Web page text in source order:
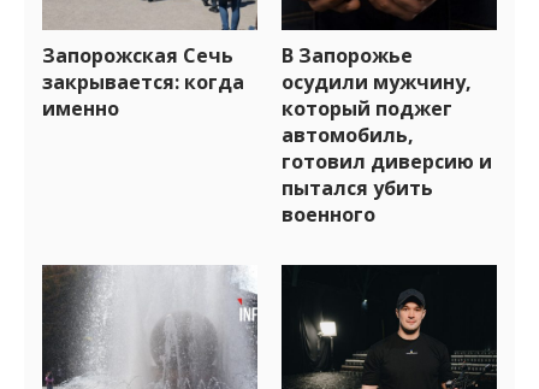
Запорожская Сечь
закрывается: когда
именно
В Запорожье
осудили мужчину,
который поджег
автомобиль,
готовил диверсию и
пытался убить
военного